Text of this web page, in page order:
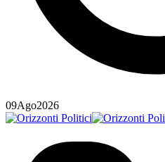
09Ago2026